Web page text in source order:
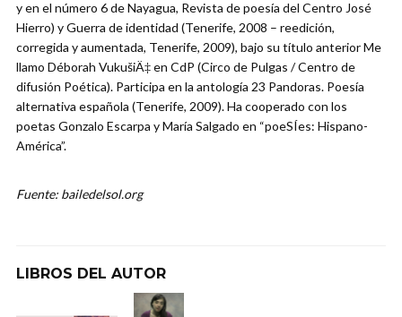
y en el número 6 de Nayagua, Revista de poesía del Centro José
Hierro) y Guerra de identidad (Tenerife, 2008 – reedición,
corregida y aumentada, Tenerife, 2009), bajo su título anterior Me
llamo Déborah VukušiÄ‡ en CdP (Circo de Pulgas / Centro de
difusión Poética). Participa en la antología 23 Pandoras. Poesía
alternativa española (Tenerife, 2009). Ha cooperado con los
poetas Gonzalo Escarpa y María Salgado en “poeSÍes: Hispano-
América”.
Fuente: bailedelsol.org
LIBROS DEL AUTOR